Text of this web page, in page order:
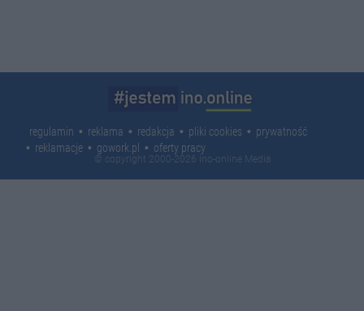
regulamin reklama redakcja pliki cookies
prywatność
reklamacje
gowork.pl oferty pracy
© copyright 2000-2026 Ino-online Media